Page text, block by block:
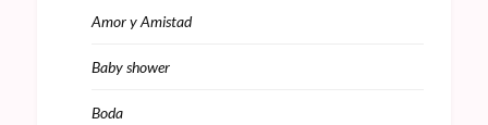
Amor y Amistad
Baby shower
Boda